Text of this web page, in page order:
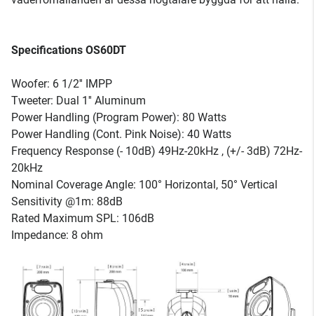
Specifications OS60DT
Woofer: 6 1/2'' IMPP
Tweeter: Dual 1'' Aluminum
Power Handling (Program Power): 80 Watts
Power Handling (Cont. Pink Noise): 40 Watts
Frequency Response (- 10dB) 49Hz-20kHz , (+/- 3dB) 72Hz-
20kHz
Nominal Coverage Angle: 100° Horizontal, 50° Vertical
Sensitivity @1m: 88dB
Rated Maximum SPL: 106dB
Impedance: 8 ohm